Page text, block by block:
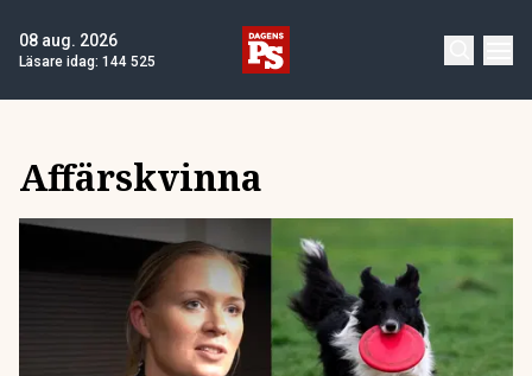
08 aug. 2026
Läsare idag: 144 525
Affärskvinna